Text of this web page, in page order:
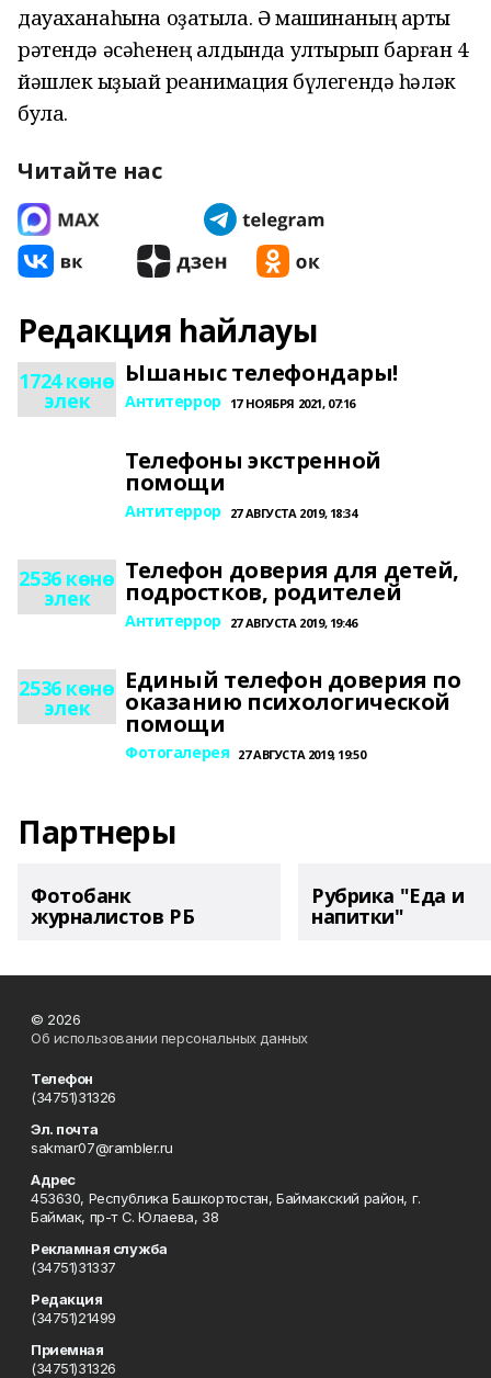
дауаханаһына оҙатыла. Ә машинаның артҡы
рәтендә әсәһенең алдында ултырып барған 4
йәшлек ҡыҙыҡай реанимация бүлегендә һәләк
була.
Читайте нас
Редакция һайлауы
1724 көнө
элек
Ышаныс телефондары!
Антитеррор 17 НОЯБРЯ 2021, 07:16
Телефоны экстренной
помощи
Антитеррор 27 АВГУСТА 2019, 18:34
2536 көнө
элек
Телефон доверия для детей,
подростков, родителей
Антитеррор 27 АВГУСТА 2019, 19:46
2536 көнө
элек
Единый телефон доверия по
оказанию психологической
помощи
Фотогалерея 27 АВГУСТА 2019, 19:50
Партнеры
Фотобанк
журналистов РБ
Рубрика "Еда и
напитки"
© 2026
Об использовании персональных данных
Телефон
(34751)31326
Эл. почта
sakmar07@rambler.ru
Адрес
453630, Республика Башкортостан, Баймакский район, г.
Баймак, пр-т С. Юлаева, 38
Рекламная служба
(34751)31337
Редакция
(34751)21499
Приемная
(34751)31326